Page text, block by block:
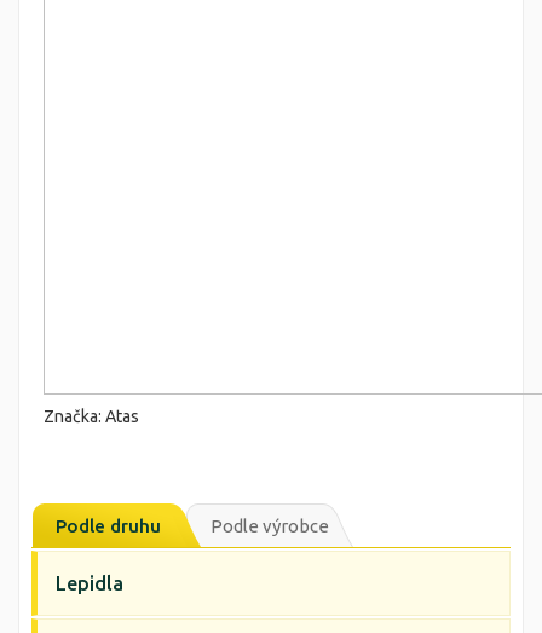
Značka: Atas
Podle druhu Podle výrobce
Lepidla